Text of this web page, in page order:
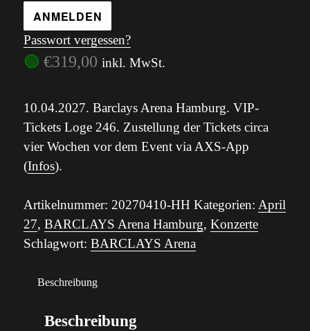
Passwort vergessen?
🟢 €319,00 inkl. MwSt.
10.04.2027. Barclays Arena Hamburg. VIP-
Tickets Loge 246. Zustellung der Tickets circa
vier Wochen vor dem Event via AXS-App
(Infos).
Artikelnummer:20270410-HH Kategorien:April
27,BARCLAYS Arena Hamburg,Konzerte
Schlagwort:BARCLAYS Arena
Beschreibung
Beschreibung